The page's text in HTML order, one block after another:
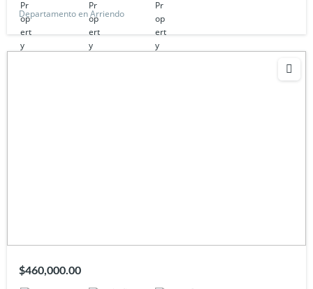
Departamento en Arriendo
$460,000.00